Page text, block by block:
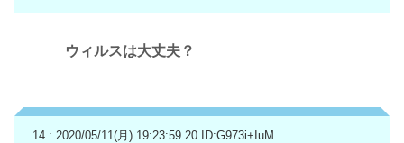
ウィルスは大丈夫？
14 : 2020/05/11(月) 19:23:59.20 ID:G973i+IuM